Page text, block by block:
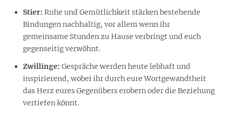
Stier: Ruhe und Gemütlichkeit stärken bestehende
Bindungen nachhaltig, vor allem wenn ihr
gemeinsame Stunden zu Hause verbringt und euch
gegenseitig verwöhnt.
Zwillinge: Gespräche werden heute lebhaft und
inspirierend, wobei ihr durch eure Wortgewandtheit
das Herz eures Gegenübers erobern oder die Beziehung
vertiefen könnt.